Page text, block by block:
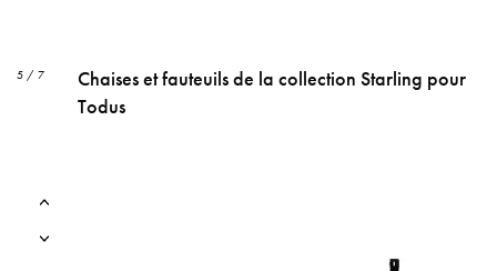
5 / 7
Chaises et fauteuils de la collection Starling pour
Todus